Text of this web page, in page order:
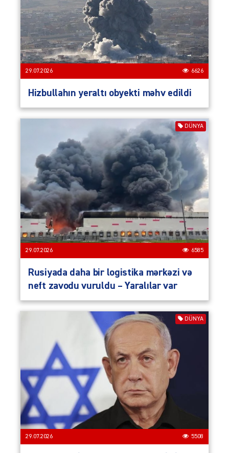
29.07.2026 6626
Hizbullahın yeraltı obyekti məhv edildi
DÜNYA
29.07.2026 6585
Rusiyada daha bir logistika mərkəzi və
neft zavodu vuruldu – Yaralılar var
DÜNYA
29.07.2026 5508